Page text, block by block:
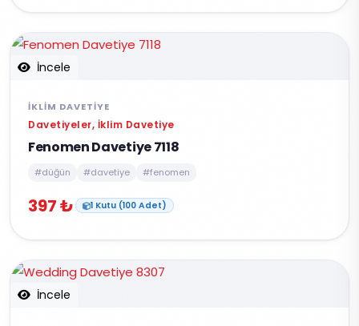
İncele
İKLIM DAVETIYE
Davetiyeler, İklim Davetiye
Fenomen Davetiye 7118
#düğün #davetiye #fenomen
397 ₺ 1 Kutu (100 Adet)
İncele